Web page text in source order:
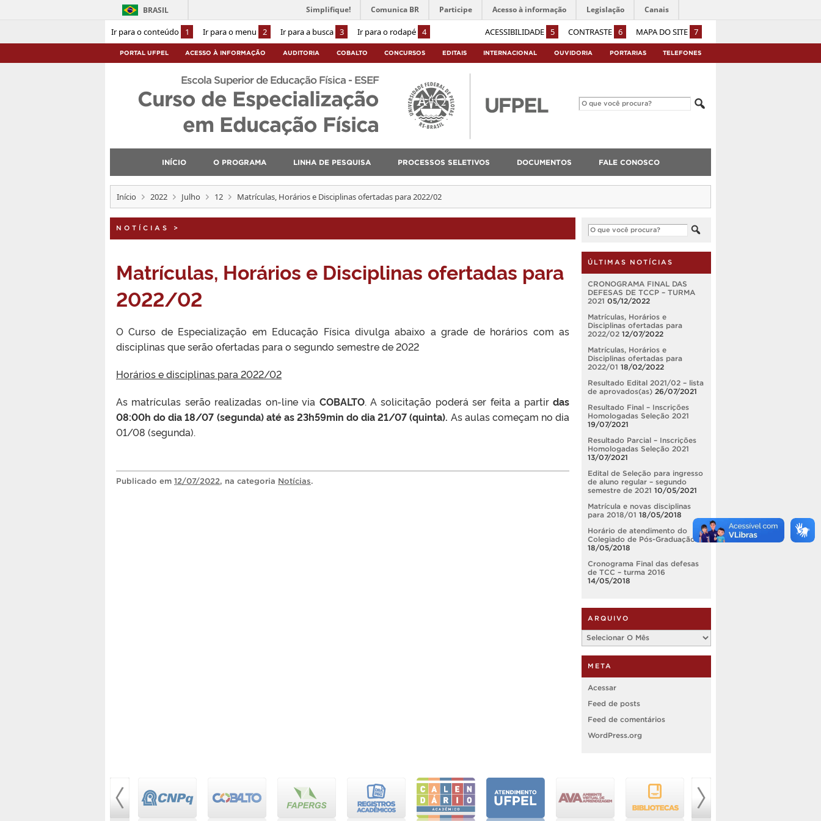
Ir para o conteúdo 1 Ir para o menu 2 Ir para a busca 3 Ir para o rodapé 4 ACESSIBILIDADE 5 CONTRASTE 6 MAPA DO SITE 7
BRASIL Simplifique! Comunica BR Participe Acesso à informação Legislação Canais
PORTAL UFPEL ACESSO À INFORMAÇÃO AUDITORIA COBALTO CONCURSOS EDITAIS INTERNACIONAL OUVIDORIA PORTARIAS TELEFONES
Escola Superior de Educação Física - ESEF
Curso de Especialização
em Educação Física
INÍCIO O PROGRAMA LINHA DE PESQUISA PROCESSOS SELETIVOS DOCUMENTOS FALE CONOSCO
Início 2022 Julho 12 Matrículas, Horários e Disciplinas ofertadas para 2022/02
NOTÍCIAS >
Matrículas, Horários e Disciplinas ofertadas para
2022/02
O Curso de Especialização em Educação Física divulga abaixo a grade de horários com as
disciplinas que serão ofertadas para o segundo semestre de 2022
Horários e disciplinas para 2022/02
As matrículas serão realizadas on-line via COBALTO. A solicitação poderá ser feita a partirdas
08:00h do dia 18/07 (segunda) até as 23h59min do dia 21/07 (quinta). As aulas começam no dia
01/08 (segunda).
Publicado em 12/07/2022, na categoria Notícias.
ÚLTIMAS NOTÍCIAS
CRONOGRAMA FINAL DAS
DEFESAS DE TCCP – TURMA
2021 05/12/2022
Matrículas, Horários e
Disciplinas ofertadas para
2022/02 12/07/2022
Matrículas, Horários e
Disciplinas ofertadas para
2022/01 18/02/2022
Resultado Edital 2021/02 – lista
de aprovados(as) 26/07/2021
Resultado Final – Inscrições
Homologadas Seleção 2021
19/07/2021
Resultado Parcial – Inscrições
Homologadas Seleção 2021
13/07/2021
Edital de Seleção para ingresso
de aluno regular – segundo
semestre de 2021 10/05/2021
Matrícula e novas disciplinas
para 2018/01 18/05/2018
Horário de atendimento do
Colegiado de Pós-Graduação
18/05/2018
Cronograma Final das defesas
de TCC – turma 2016
14/05/2018
ARQUIVO
Arquivo
META
Acessar
Feed de posts
Feed de comentários
WordPress.org